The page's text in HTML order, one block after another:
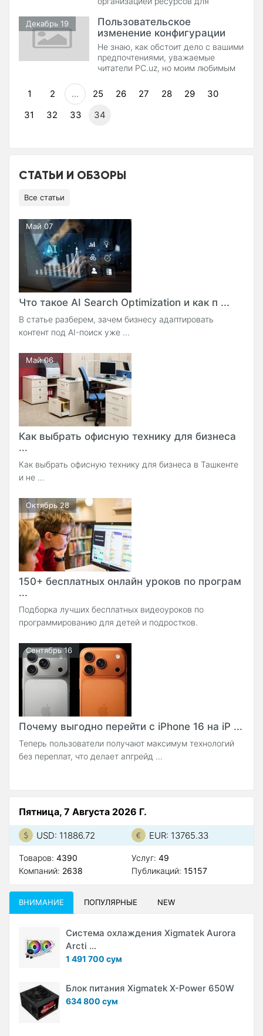
высокого качества, а тем более
дать гарантию за продела
Компания, оказывающая подобные
услуги называется хостинг-
провайдер или хостер. Хостинг
различается по условиям
предоставления ресурсов. Он
может быть платный или
Декабрь 19
Пользовательское
изменение конфигурации
Mozilla Firefox
Не знаю, как обстоит дело с вашими
предпочтениями, уважаемые
читатели PC.uz, но моим любимым
является Mozilla
1 2 ... 25 26 27 28 29
30
31
32 33 34
СТАТЬИ И ОБЗОРЫ
Все статьи
Май 07
Что такое AI Search Optimization и как п ...
В статье разберем, зачем бизнесу адаптировать
контент под AI-поиск уже ...
Май 06
Как выбрать офисную технику для бизнеса
...
Как выбрать офисную технику для бизнеса в Ташкенте
и не ...
Октябрь 28
150+ бесплатных онлайн уроков по програм
...
Подборка лучших бесплатных видеоуроков по
программированию для детей и подростков.
Сентябрь 16
Почему выгодно перейти с iPhone 16 на iP ...
Теперь пользователи получают максимум технологий
без переплат, что делает апгрейд ...
Пятница, 7 Августа 2026 Г.
USD: 11886.72 EUR: 13765.33
Товаров: 4390
Компаний: 2638
Услуг: 49
Публикаций: 15157
ВНИМАНИЕ ПОПУЛЯРНЫЕ NEW
Система охлаждения Xigmatek Aurora
Arcti ...
1 491 700 сум
Блок питания Xigmatek X-Power 650W
634 800 сум